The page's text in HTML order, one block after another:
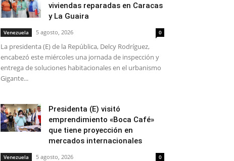
viviendas reparadas en Caracas
y La Guaira
Venezuela 5 agosto, 2026 0
La presidenta (E) de la República, Delcy Rodríguez,
encabezó este miércoles una jornada de inspección y
entrega de soluciones habitacionales en el urbanismo
Gigante...
Presidenta (E) visitó
emprendimiento «Boca Café»
que tiene proyección en
mercados internacionales
Venezuela 5 agosto, 2026 0